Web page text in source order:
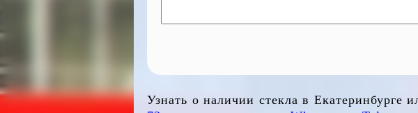
Узнать о наличии стекла в Екатеринбурге